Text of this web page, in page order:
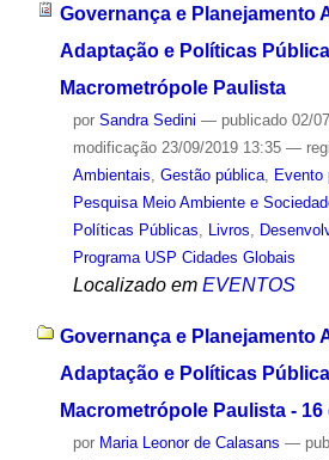
Governança e Planejamento
Adaptação e Políticas
Macrometrópole Paulista
por Sandra Sedini — publicado02/
modificação23/09/2019 13:35 —
Ambientais, Gestão pública, Evento
Pesquisa Meio Ambiente e
Políticas Públicas, Livros,
Programa USP Cidades Globais
Localizado em EVENTOS
Governança e Planejamento
Adaptação e Políticas
Macrometrópole Paulista -
por Maria Leonor de Calasans —